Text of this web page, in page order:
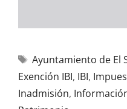
Ayuntamiento de El
Exención IBI, IBI,
Inadmisión,